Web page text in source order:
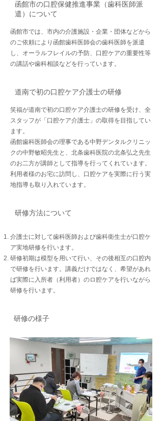
函館市の口腔保健推進事業（歯科医師派
遣）について
函館市では、市内の介護施設・企業・団体などから
のご依頼により函館歯科医師会の歯科医師を派遣
し、オーラルフレイルの予防、口腔ケアの重要性等
の講話や歯科相談などを行っています。
道南で初の口腔ケア介護士の研修
笑福が道南で初の口腔ケア介護士の研修を受け、全
スタッフが「口腔ケア介護士」の取得を目指してい
ます。
函館歯科医師会の理事である中野デンタルクリニッ
クの中野敏昭先生と、北条歯科医院の北条弘之先生
のお二方が講師として指導を行ってくれています。
利用者様のお宅に訪問し、口腔ケアを実際に行う実
地指導も取り入れています。
研修方法について
介護士に対して歯科医師および歯科衛生士が口腔ケ
ア実地研修を行います。
研修初期は模型を用いて行い、その後相互の口腔内
で研修を行います。講義だけではなく、希望があれ
ば実際に入所者（利用者）のロ腔ケアを行いながら
研修を行います。
研修の様子